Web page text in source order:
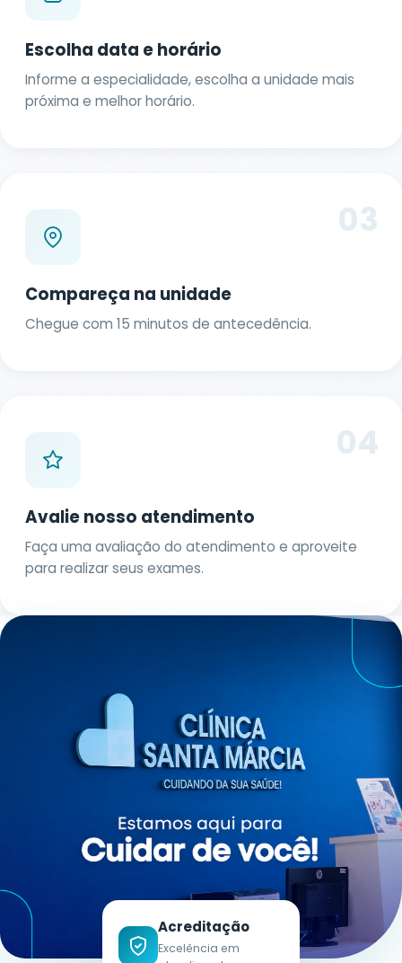
Escolha data e horário
Informe a especialidade, escolha a unidade mais
próxima e melhor horário.
03
Compareça na unidade
Chegue com 15 minutos de antecedência.
04
Avalie nosso atendimento
Faça uma avaliação do atendimento e aproveite
para realizar seus exames.
Sem Carência
Renovável
SANTA MÁRCIA BENEFÍCIOS